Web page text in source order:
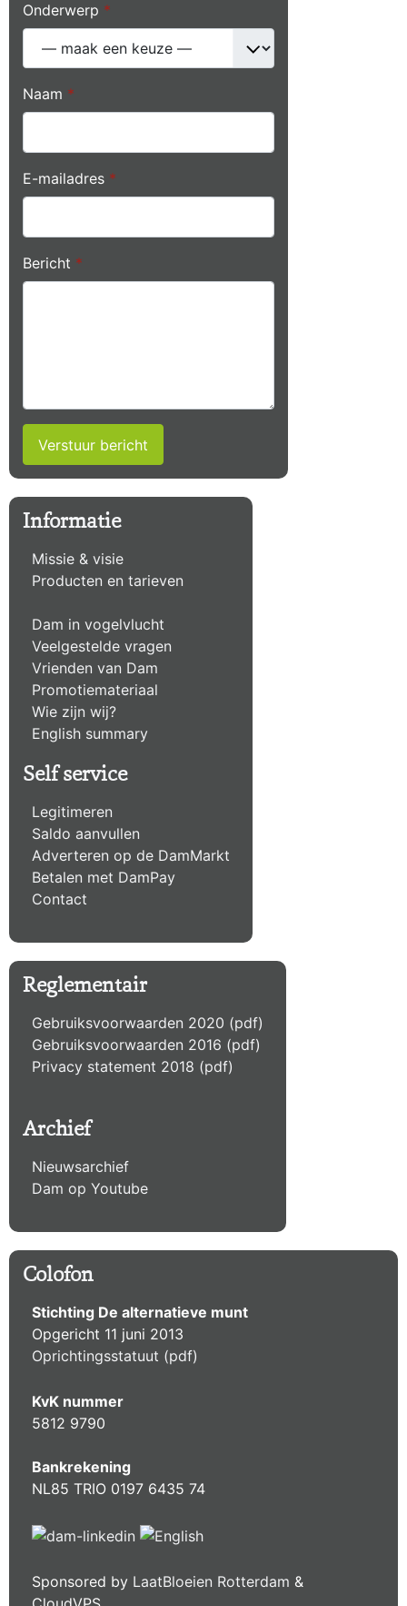
Onderwerp *
Naam *
E-mailadres *
Bericht *
Verstuur bericht
Informatie
Missie & visie
Producten en tarieven
Dam in vogelvlucht
Veelgestelde vragen
Vrienden van Dam
Promotiemateriaal
Wie zijn wij?
English summary
Self service
Legitimeren
Saldo aanvullen
Adverteren op de DamMarkt
Betalen met DamPay
Contact
Reglementair
Gebruiksvoorwaarden 2020 (pdf)
Gebruiksvoorwaarden 2016 (pdf)
Privacy statement 2018 (pdf)
Archief
Nieuwsarchief
Dam op Youtube
Colofon
Stichting De alternatieve munt
Opgericht 11 juni 2013
Oprichtingsstatuut (pdf)
KvK nummer
5812 9790
Bankrekening
NL85 TRIO 0197 6435 74
Sponsored by LaatBloeien Rotterdam &